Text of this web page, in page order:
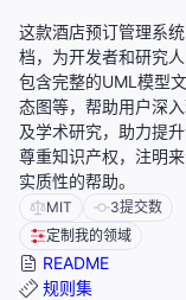
这款酒店预订管理系
档，为开发者和研究
包含完整的UML模型
态图等，帮助用户深
及学术研究，助力提
尊重知识产权，注明
实质性的帮助。
MIT 3提交数
定制我的领域
README
规则集